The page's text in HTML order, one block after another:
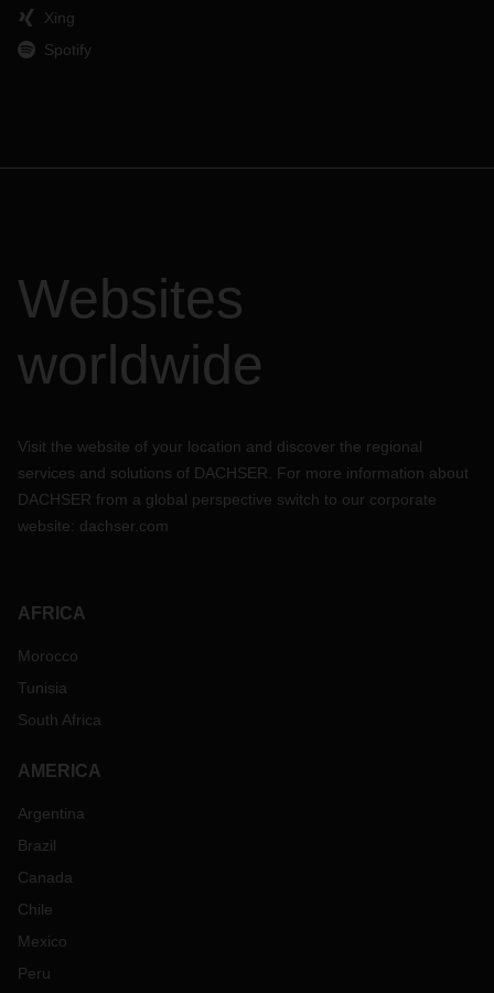
Xing
Spotify
Websites
worldwide
Visit the website of your location and discover the regional
services and solutions of DACHSER. For more information about
DACHSER from a global perspective switch to our corporate
website: dachser.com
AFRICA
Morocco
Tunisia
South Africa
AMERICA
Argentina
Brazil
Canada
Chile
Mexico
Peru